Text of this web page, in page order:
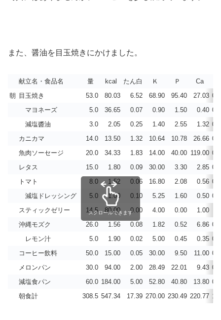
また、醤油を目玉焼きにかけました。
献立名・食品名 量 kcal たん白 Ｋ Ｐ Ca
朝 目玉焼き 53.0 80.03 6.52 68.90 95.40 27.03
マヨネーズ
5.0 36.65 0.07 0.90 1.50 0.40
減塩醬油
3.0 2.05 0.25 1.40 2.55 1.32
カニカマ
14.0 13.50 1.32 10.64 10.78 26.66
魚肉ソーセージ
20.0 34.33 1.83 14.00 40.00 119.00
レタス
15.0 1.80 0.09 30.00 3.30 2.85
トマト
8.0 1.52 0.06 16.80 2.08 0.56
減塩ドレッシング
5.0 1.00 0.10 5.25 1.60 0.50
スティックゼリー
14.5 80.00 0.00 4.00 0.00
1.00
沖縄モズク
26.0 1.56 0.08 1.82 0.52 6.86
レモン汁
5.0 1.90 0.02 5.00 0.45 0.35
コーヒー飲料
50.0 15.00 0.05 30.00 9.50 11.00
メロンパン
30.0 94.00 2.00 28.49 22.01 9.43
減塩食パン
60.0 184.00 5.00 52.80 40.80 13.80
朝食計
308.5 547.34 17.39 270.00 230.49 220.77
スクロールできます